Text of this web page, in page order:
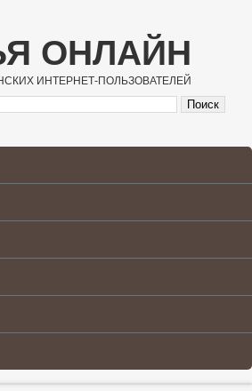
ОНЛАЙН
ИНТЕРНЕТ-ПОЛЬЗОВАТЕЛЕЙ